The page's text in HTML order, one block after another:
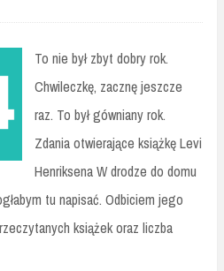
To nie był zbyt dobry rok.
Chwileczkę, zacznę jeszcze
raz. To był gówniany rok.
Zdania otwierające książkę Levi
Henriksena W drodze do domu
tu napisać. Odbiciem jego
książek oraz liczba